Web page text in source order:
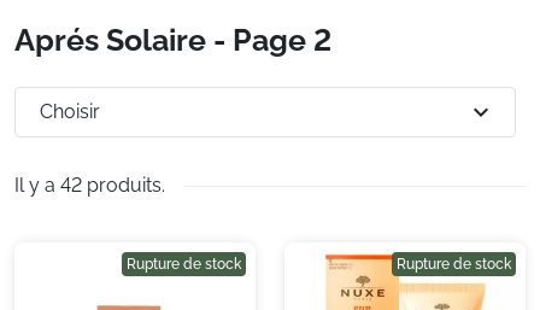
Aprés Solaire - Page 2
Il y a 42 produits.
Choisir expand_more
Rupture de stock Rupture de stock